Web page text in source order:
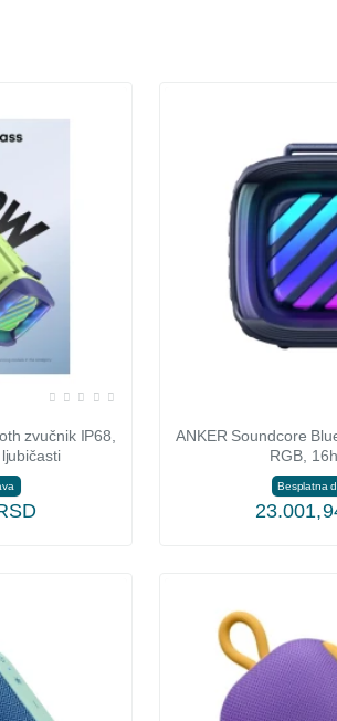
zvučnik IP68,
ANKER Soundcore
RGB,
Besplatna